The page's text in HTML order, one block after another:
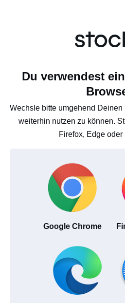
Du verwendest
Wechsle bitte umgehend Deinen
weiterhin nutzen zu können.
Firefox, Edge oder
Google Chrome